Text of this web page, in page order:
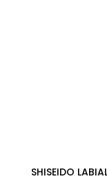
SHISEIDO